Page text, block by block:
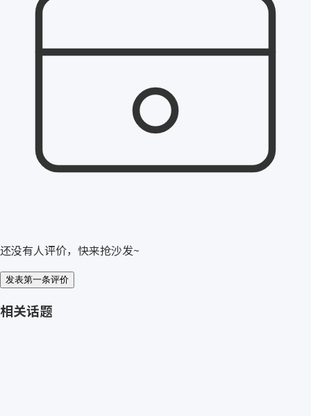
还没有人评价，快来抢沙发~
发表第一条评价
相关话题